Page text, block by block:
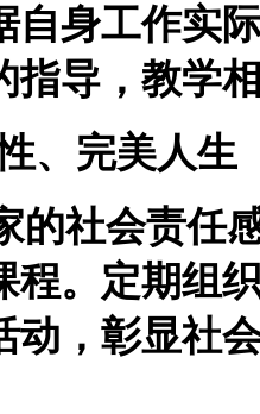
自身工作实
指导，教学
完美人生
社会责任感
程。定期组
动，彰显社